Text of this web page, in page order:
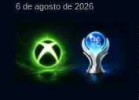
6 de agosto de 2026